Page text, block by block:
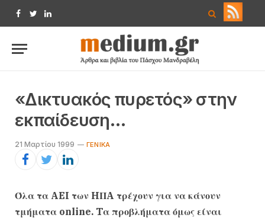
Facebook
TwitterLinkedIn
«Δικτυακός πυρετός» στην
εκπαίδευση…
21 Μαρτίου 1999 ΓΕΝΙΚΆ
Όλα τα AEI των HΠA τρέχουν για να κάνουν
τμήματα online. Tα προβλήματα όμως είναι